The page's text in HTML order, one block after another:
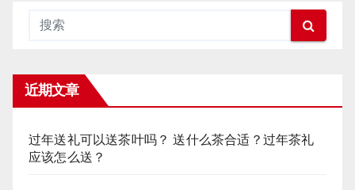
近期文章
过年送礼可以送茶叶吗？ 送什么茶合适？过年茶礼
应该怎么送？